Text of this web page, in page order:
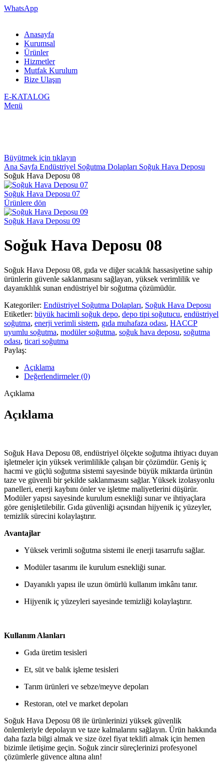
WhatsApp
Anasayfa
Kurumsal
Ürünler
Hizmetler
Mutfak Kurulum
Bize Ulaşın
E-KATALOG
Menü
Büyütmek için tıklayın
Ana Sayfa Endüstriyel Soğutma Dolapları Soğuk Hava Deposu
Soğuk Hava Deposu 08
Soğuk Hava Deposu 07
Ürünlere dön
Soğuk Hava Deposu 09
Soğuk Hava Deposu 08
Soğuk Hava Deposu 08, gıda ve diğer sıcaklık hassasiyetine sahip
ürünlerin güvenle saklanmasını sağlayan, yüksek verimlilik ve
dayanıklılık sunan endüstriyel bir soğutma çözümüdür.
Kategoriler: Endüstriyel Soğutma Dolapları, Soğuk Hava Deposu
Etiketler: büyük hacimli soğuk depo, depo tipi soğutucu, endüstriyel
soğutma, enerji verimli sistem, gıda muhafaza odası, HACCP
uyumlu soğutma, modüler soğutma, soğuk hava deposu, soğutma
odası, ticari soğutma
Paylaş:
Açıklama
Değerlendirmeler (0)
Açıklama
Açıklama
Soğuk Hava Deposu 08, endüstriyel ölçekte soğutma ihtiyacı duyan
işletmeler için yüksek verimlilikle çalışan bir çözümdür. Geniş iç
hacmi ve güçlü soğutma sistemi sayesinde büyük miktarda ürünün
taze ve güvenli bir şekilde saklanmasını sağlar. Yüksek izolasyonlu
panelleri, enerji kaybını önler ve işletme maliyetlerini düşürür.
Modüler yapısı sayesinde kurulum esnekliği sunar ve ihtiyaçlara
göre genişletilebilir. Gıda güvenliği açısından hijyenik iç yüzeyler,
temizlik sürecini kolaylaştırır.
Avantajlar
Yüksek verimli soğutma sistemi ile enerji tasarrufu sağlar.
Modüler tasarımı ile kurulum esnekliği sunar.
Dayanıklı yapısı ile uzun ömürlü kullanım imkânı tanır.
Hijyenik iç yüzeyleri sayesinde temizliği kolaylaştırır.
Kullanım Alanları
Gıda üretim tesisleri
Et, süt ve balık işleme tesisleri
Tarım ürünleri ve sebze/meyve depoları
Restoran, otel ve market depoları
Soğuk Hava Deposu 08 ile ürünlerinizi yüksek güvenlik
önlemleriyle depolayın ve taze kalmalarını sağlayın. Ürün hakkında
daha fazla bilgi almak ve size özel fiyat teklifi almak için hemen
bizimle iletişime geçin. Soğuk zincir süreçlerinizi profesyonel
çözümlerle güvence altına alın!